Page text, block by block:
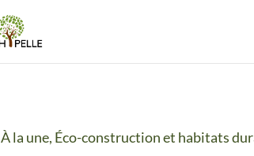
À la une, Éco-construction et habitats